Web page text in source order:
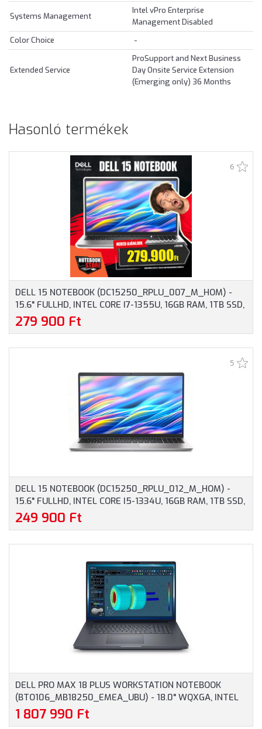
Systems Management
Intel vPro Enterprise
Management Disabled
Color Choice
-
Extended Service
ProSupport and Next Business
Day Onsite Service Extension
(Emerging only) 36 Months
Hasonló termékek
6
DELL 15 NOTEBOOK (DC15250_RPLU_007_M_HOM) -
15.6" FULLHD, INTEL CORE I7-1355U, 16GB RAM, 1TB SSD,
MAGYAR BILLENTYŰZET, WINDOWS 11 HOME, 3 ÉV
GARANCIA, EZÜST SZÍNBEN
279 900 Ft
5
DELL 15 NOTEBOOK (DC15250_RPLU_012_M_HOM) -
15.6" FULLHD, INTEL CORE I5-1334U, 16GB RAM, 1TB SSD,
MAGYAR BILLENTYŰZET, WINDOWS 11 HOME, 3 ÉV
GARANCIA, EZÜST SZÍNBEN
249 900 Ft
DELL PRO MAX 18 PLUS WORKSTATION NOTEBOOK
(BTO106_MB18250_EMEA_UBU) - 18.0" WQXGA, INTEL
CORE ULTRA 9-285HX, 32GB RAM, 1TB SSD, NVIDIA RTX
PRO 3000 BLACKWELL 12GB, MAGYAR BILLENTYŰZET,
1 807 990 Ft